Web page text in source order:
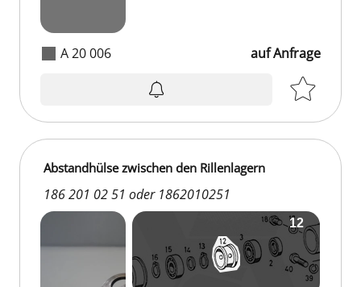
A 20 006 auf Anfrage
Abstandhülse zwischen den Rillenlagern
186 201 02 51 oder 1862010251